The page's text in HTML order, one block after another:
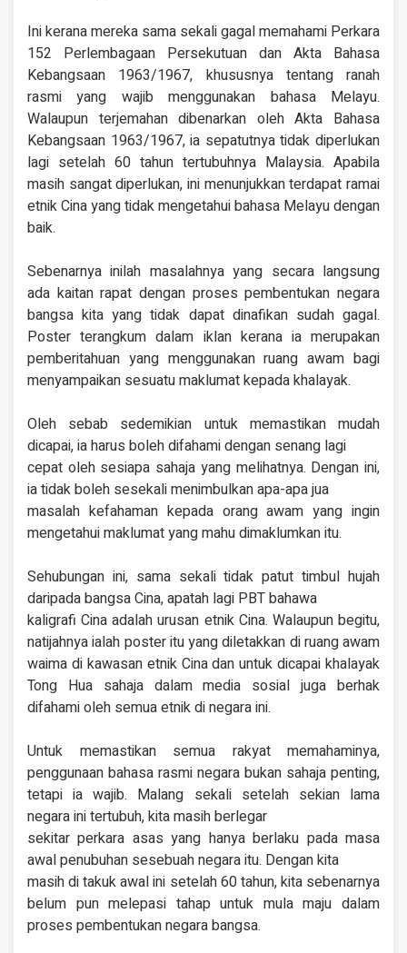
Ini kerana mereka sama sekali gagal memahami Perkara
152 Perlembagaan Persekutuan dan Akta Bahasa
Kebangsaan 1963/1967, khususnya tentang ranah
rasmi yang wajib menggunakan bahasa Melayu.
Walaupun terjemahan dibenarkan oleh Akta Bahasa
Kebangsaan 1963/1967, ia sepatutnya tidak diperlukan
lagi setelah 60 tahun tertubuhnya Malaysia. Apabila
masih sangat diperlukan, ini menunjukkan terdapat ramai
etnik Cina yang tidak mengetahui bahasa Melayu dengan
baik.
Sebenarnya inilah masalahnya yang secara langsung
ada kaitan rapat dengan proses pembentukan negara
bangsa kita yang tidak dapat dinafikan sudah gagal.
Poster terangkum dalam iklan kerana ia merupakan
pemberitahuan yang menggunakan ruang awam bagi
menyampaikan sesuatu maklumat kepada khalayak.
Oleh sebab sedemikian untuk memastikan mudah
dicapai, ia harus boleh difahami dengan senang lagi
cepat oleh sesiapa sahaja yang melihatnya. Dengan ini,
ia tidak boleh sesekali menimbulkan apa-apa jua
masalah kefahaman kepada orang awam yang ingin
mengetahui maklumat yang mahu dimaklumkan itu.
Sehubungan ini, sama sekali tidak patut timbul hujah
daripada bangsa Cina, apatah lagi PBT bahawa
kaligrafi Cina adalah urusan etnik Cina. Walaupun begitu,
natijahnya ialah poster itu yang diletakkan di ruang awam
waima di kawasan etnik Cina dan untuk dicapai khalayak
Tong Hua sahaja dalam media sosial juga berhak
difahami oleh semua etnik di negara ini.
Untuk memastikan semua rakyat memahaminya,
penggunaan bahasa rasmi negara bukan sahaja penting,
tetapi ia wajib. Malang sekali setelah sekian lama
negara ini tertubuh, kita masih berlegar
sekitar perkara asas yang hanya berlaku pada masa
awal penubuhan sesebuah negara itu. Dengan kita
masih di takuk awal ini setelah 60 tahun, kita sebenarnya
belum pun melepasi tahap untuk mula maju dalam
proses pembentukan negara bangsa.